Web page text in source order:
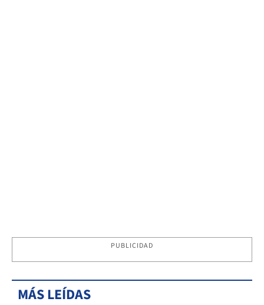
PUBLICIDAD
MÁS LEÍDAS